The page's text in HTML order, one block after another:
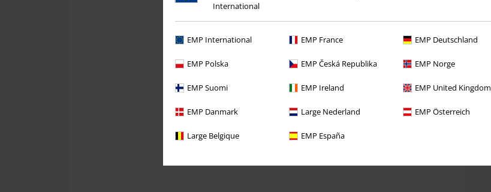
International
EMP International EMP France EMP Deutschland
EMP Polska EMP Česká Republika EMP Norge
EMP Suomi EMP Ireland EMP United Kingdom
EMP Danmark Large Nederland EMP Österreich
Large Belgique EMP España